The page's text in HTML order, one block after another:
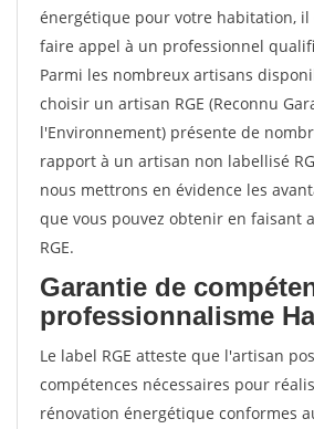
énergétique pour votre habitation, il
faire appel à un professionnel
Parmi les nombreux artisans
choisir un artisan RGE (Reconnu
l'Environnement) présente de
rapport à un artisan non labellisé
nous mettrons en évidence les
que vous pouvez obtenir en faisant
RGE.
Garantie de
professionnalisme
Le label RGE atteste que l'artisan
compétences nécessaires pour
rénovation énergétique conformes